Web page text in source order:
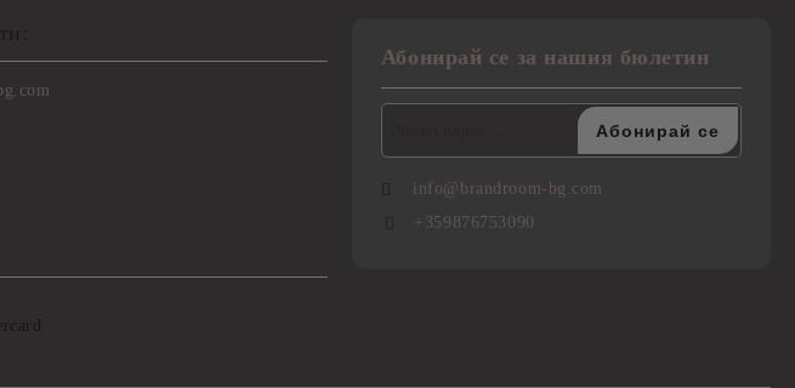
Абонирай се за нашия бюлетин
info@brandroom-bg.com
+359876753090